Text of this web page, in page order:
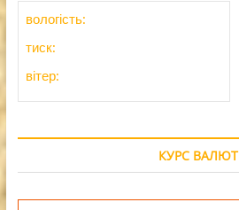
вологість:
тиск:
вітер:
КУРС ВАЛЮТ